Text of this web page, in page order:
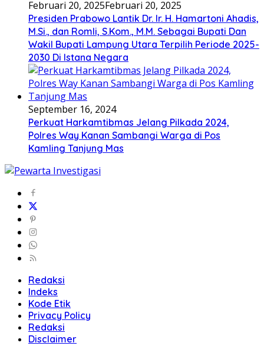
Februari 20, 2025Februari 20, 2025
Presiden Prabowo Lantik Dr. Ir. H. Hamartoni Ahadis,
M.Si., dan Romli, S.Kom., M.M. Sebagai Bupati Dan
Wakil Bupati Lampung Utara Terpilih Periode 2025-
2030 Di Istana Negara
September 16, 2024
Perkuat Harkamtibmas Jelang Pilkada 2024,
Polres Way Kanan Sambangi Warga di Pos
Kamling Tanjung Mas
Redaksi
Indeks
Kode Etik
Privacy Policy
Redaksi
Disclaimer